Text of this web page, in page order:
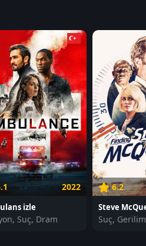
2022
izle
Suç, Dram
6.2
Suç, Gerilim